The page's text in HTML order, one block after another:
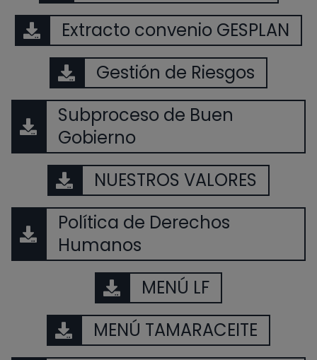
Extracto convenio GESPLAN
Gestión de Riesgos
Subproceso de Buen
Gobierno
NUESTROS VALORES
Política de Derechos
Humanos
MENÚ LF
MENÚ TAMARACEITE